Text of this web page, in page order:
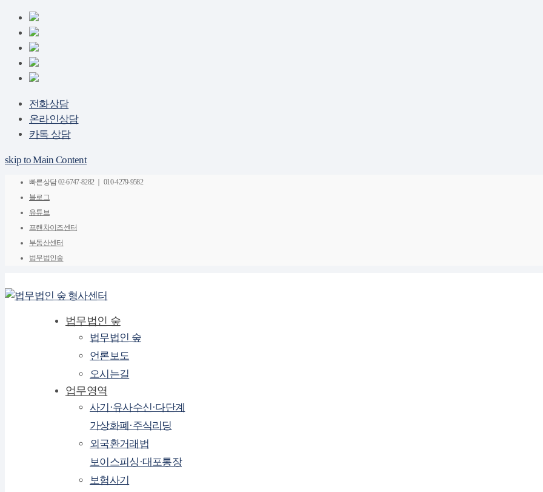
전화상담
온라인상담
카톡 상담
skip to Main Content
빠른상담02-6747-8282 ｜ 010-4279-9582
블로그
유튜브
프랜차이즈센터
부동산센터
법무법인숲
법무법인 숲
법무법인 숲
언론보도
오시는길
업무영역
사기·유사수신·다단계
가상화폐·주식리딩
외국환거래법
보이스피싱·대포통장
보험사기